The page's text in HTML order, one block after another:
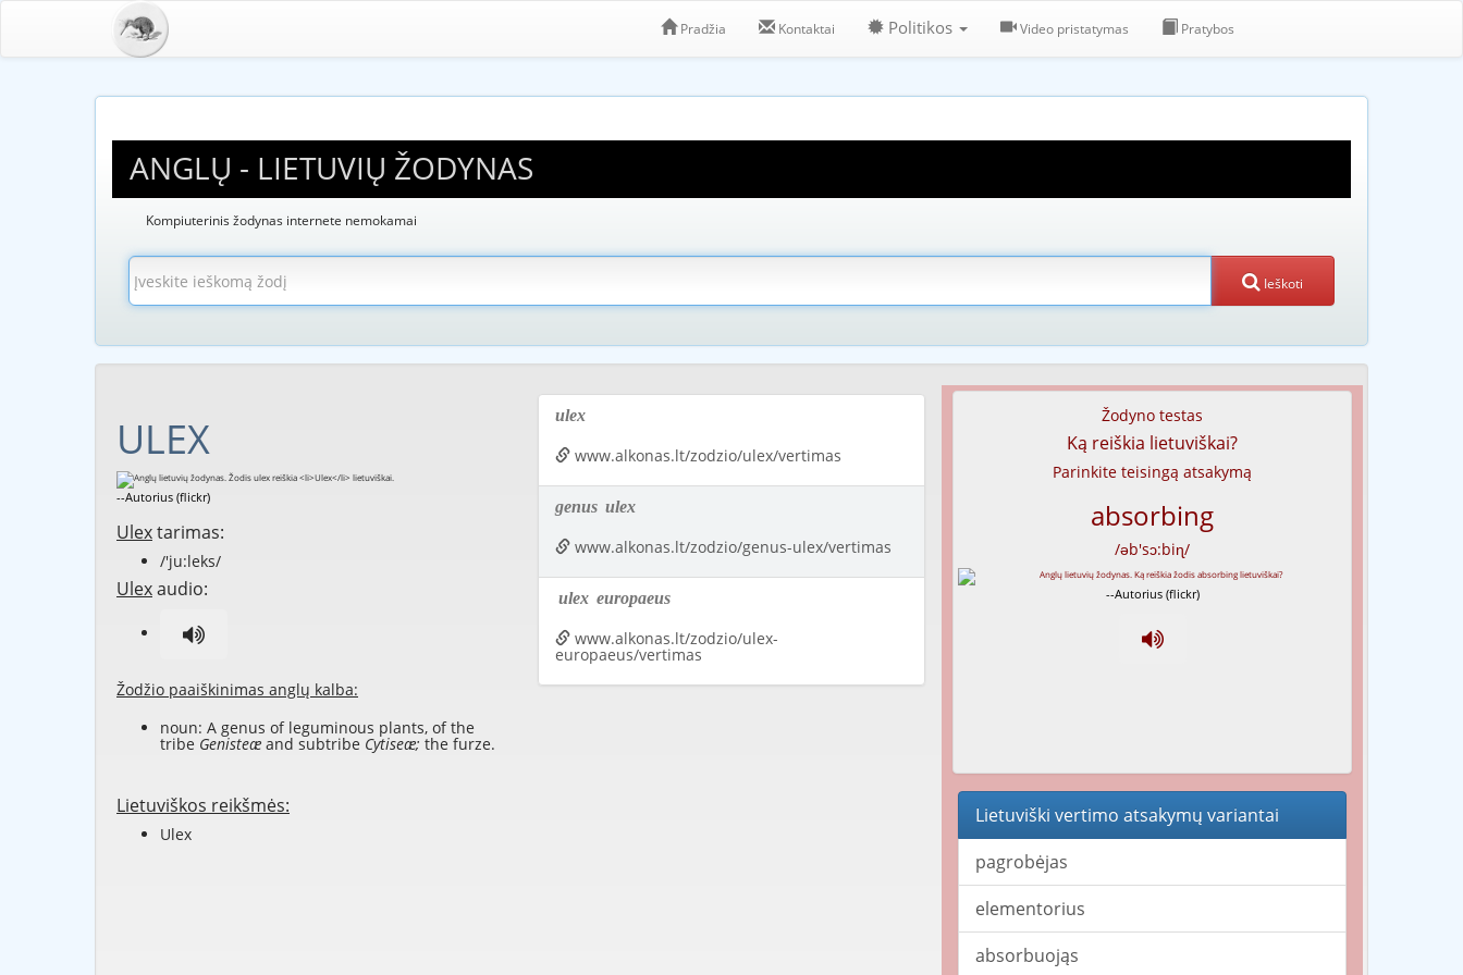
Pradžia Kontaktai Politikos Video pristatymas Pratybos
ANGLŲ - LIETUVIŲ ŽODYNAS
Kompiuterinis žodynas internete nemokamai
Ieškoti
ULEX
--Autorius (flickr)
Ulextarimas:
/'ju:leks/
Ulexaudio:
Žodžio paaiškinimas anglų kalba:
noun: A genus of leguminous plants, of the
tribe Genisteæ and subtribe Cytiseæ; the furze.
Lietuviškos reikšmės:
Ulex
ulex
www.alkonas.lt/zodzio/ulex/vertimas
genus ulex
www.alkonas.lt/zodzio/genus-ulex/vertimas
ulex europaeus
www.alkonas.lt/zodzio/ulex-
europaeus/vertimas
Žodyno testas
Ką reiškia lietuviškai?
Parinkite teisingą atsakymą
absorbing
/əb'sɔ:biɳ/
--Autorius (flickr)
Lietuviški vertimo atsakymų variantai
pagrobėjas
elementorius
absorbuojąs